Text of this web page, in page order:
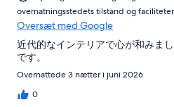
overnatningsstedets tilstand og faciliteter
Oversæt med Google
近代的なインテリアで心が和みま
です。
Overnattede 3 nætter i juni 2026
0